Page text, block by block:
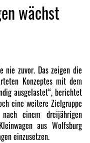
wächst
nie zuvor. Das zeigen die
Konzeptes mit dem
ausgelastet“, berichtet
eine weitere Zielgruppe
einem dreijährigen
aus Wolfsburg
einzusetzen.